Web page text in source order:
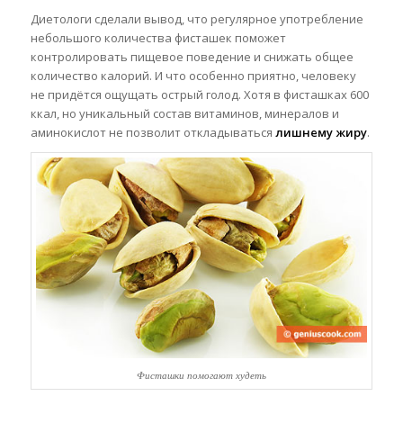
Диетологи сделали вывод, что регулярное употребление
небольшого количества фисташек поможет
контролировать пищевое поведение и снижать общее
количество калорий. И что особенно приятно, человеку
не придётся ощущать острый голод. Хотя в фисташках 600
ккал, но уникальный состав витаминов, минералов и
аминокислот не позволит откладываться лишнему жиру.
Фисташки помогают худеть